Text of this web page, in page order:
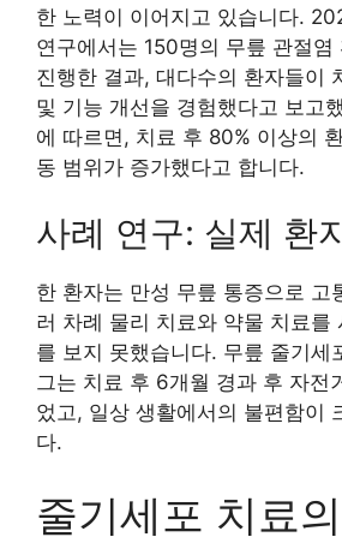
한 노력이 이어지고 있습니다.
연구에서는 150명의 무릎 관절염
진행한 결과, 대다수의 환자들이
및 기능 개선을 경험했다고 보고
에 따르면, 치료 후 80% 이상의
동 범위가 증가했다고 합니다.
사례 연구: 실제 환
한 환자는 만성 무릎 통증으로 고
러 차례 물리 치료와 약물 치료를
를 보지 못했습니다. 무릎 줄기세
그는 치료 후 6개월 경과 후 자전
었고, 일상 생활에서의 불편함이
다.
줄기세포 치료